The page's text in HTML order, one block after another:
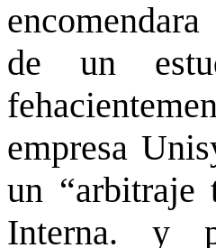
de un
empresa
un “arbitraje
Interna. y